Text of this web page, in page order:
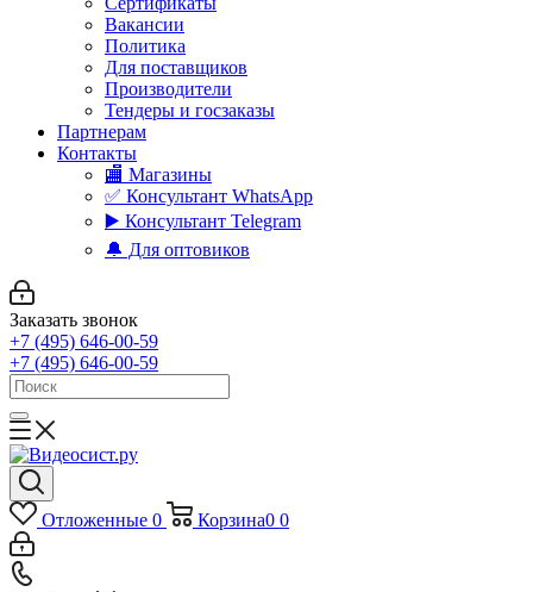
Вакансии
Политика
Для поставщиков
Производители
Тендеры и госзаказы
Партнерам
Контакты
🏬 Магазины
✅️ Консультант WhatsApp
▶️ Консультант Telegram
🔔 Для оптовиков
Заказать звонок
+7 (495) 646-00-59
+7 (495) 646-00-59
Отложенные 0 Корзина0 0